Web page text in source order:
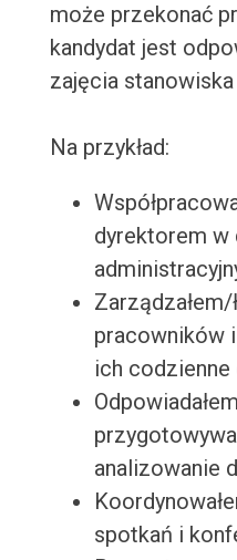
może przekonać
kandydat jest
zajęcia
Na przykład:
dyrektorem w
Zarządzałem/
pracowników
ich
analizowanie
spotkań i